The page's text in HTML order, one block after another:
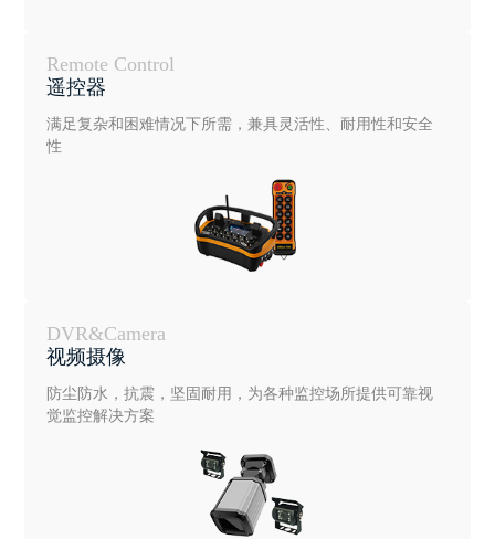
Remote Control
遥控器
满足复杂和困难情况下所需，兼具灵活性、耐用性和安全
性
DVR&Camera
视频摄像
防尘防水，抗震，坚固耐用，为各种监控场所提供可靠视
觉监控解决方案